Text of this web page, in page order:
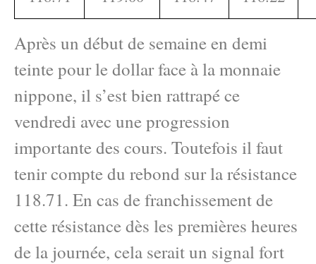
Après un début de semaine en demi
teinte pour le dollar face à la monnaie
nippone, il s’est bien rattrapé ce
vendredi avec une progression
importante des cours. Toutefois il faut
tenir compte du rebond sur la résistance
118.71. En cas de franchissement de
cette résistance dès les premières heures
de la journée, cela serait un signal fort